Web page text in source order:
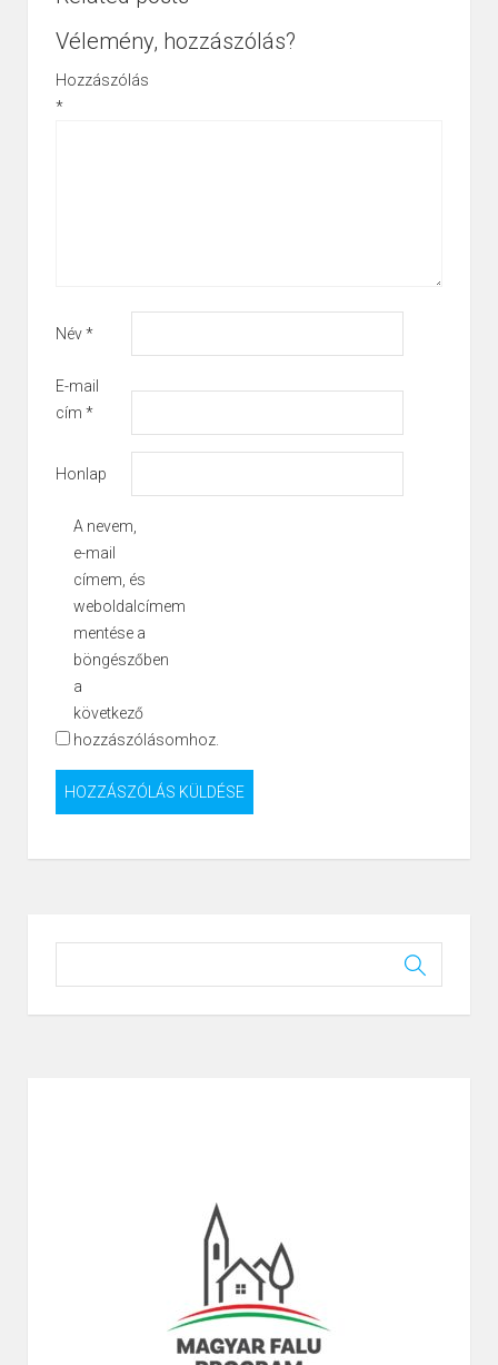
Vélemény, hozzászólás?
Hozzászólás
*
Név*
E-mail
cím *
Honlap
A nevem,
e-mail
címem, és
weboldalcímem
mentése a
böngészőben
a
következő
hozzászólásomhoz.